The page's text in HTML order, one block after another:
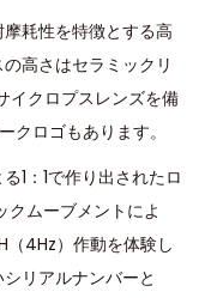
耗性を特徴とする高
高さはセラミックリ
イクロプスレンズを備
クロゴもあります。
1：1で作り出されたロ
クムーブメントによ
（4Hz）作動を体験し
リアルナンバーと